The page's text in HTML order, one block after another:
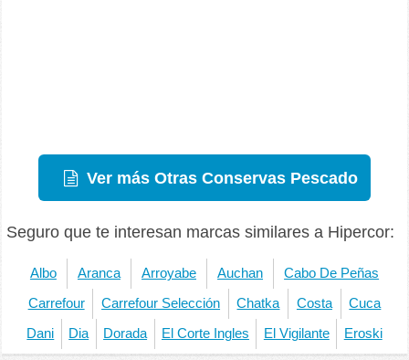
Ver más Otras Conservas Pescado
Seguro que te interesan marcas similares a Hipercor:
Albo Aranca Arroyabe Auchan Cabo De Peñas
Carrefour Carrefour Selección Chatka Costa Cuca
Dani Dia Dorada El Corte Ingles El Vigilante Eroski